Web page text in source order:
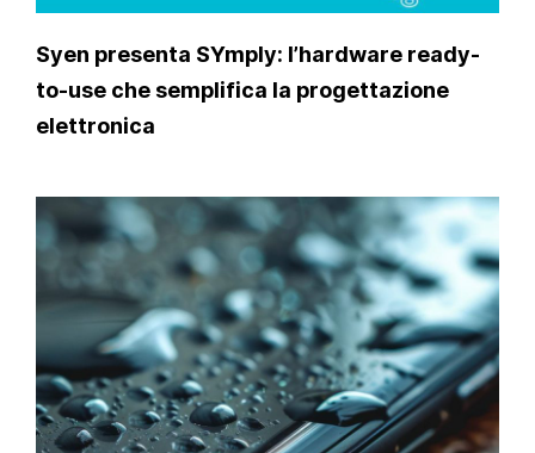
Syen presenta SYmply: l’hardware ready-
to-use che semplifica la progettazione
elettronica